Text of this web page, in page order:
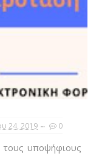
24, 2019 0
τους υποψήφιους